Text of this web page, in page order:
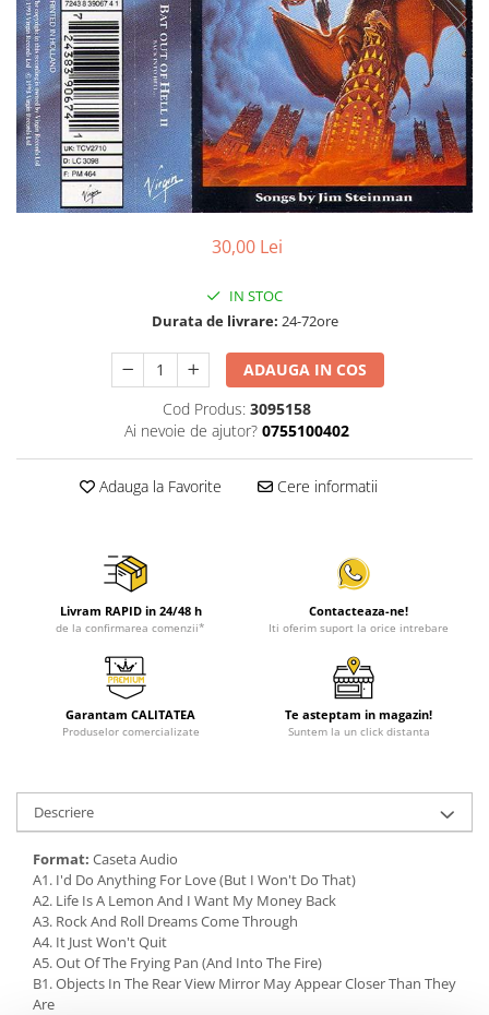
Viniluri Românești
Colecția Electrecord
30,00 Lei
IN STOC
Durata de livrare: 24-72ore
ADAUGA IN COS
Cod Produs: 3095158
Ai nevoie de ajutor? 0755100402
Adauga la Favorite Cere informatii
Livram RAPID in 24/48 h
de la confirmarea comenzii*
Contacteaza-ne!
Iti oferim suport la orice intrebare
Garantam CALITATEA
Produselor comercializate
Te asteptam in magazin!
Suntem la un click distanta
Descriere
Format: Caseta Audio
A1. I'd Do Anything For Love (But I Won't Do That)
A2. Life Is A Lemon And I Want My Money Back
A3. Rock And Roll Dreams Come Through
A4. It Just Won't Quit
A5. Out Of The Frying Pan (And Into The Fire)
B1. Objects In The Rear View Mirror May Appear Closer Than They
Are